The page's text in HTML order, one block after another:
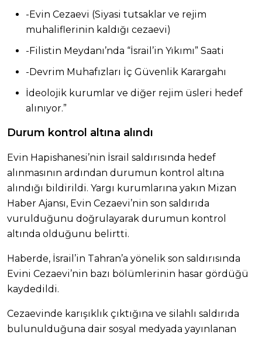
-Evin Cezaevi (Siyasi tutsaklar ve rejim
muhaliflerinin kaldığı cezaevi)
-Filistin Meydanı’nda “İsrail’in Yıkımı” Saati
-Devrim Muhafızları İç Güvenlik Karargahı
İdeolojik kurumlar ve diğer rejim üsleri hedef
alınıyor.”
Durum kontrol altına alındı
Evin Hapishanesi’nin İsrail saldırısında hedef
alınmasının ardından durumun kontrol altına
alındığı bildirildi. Yargı kurumlarına yakın Mizan
Haber Ajansı, Evin Cezaevi’nin son saldırıda
vurulduğunu doğrulayarak durumun kontrol
altında olduğunu belirtti.
Haberde, İsrail’in Tahran’a yönelik son saldırısında
Evini Cezaevi’nin bazı bölümlerinin hasar gördüğü
kaydedildi.
Cezaevinde karışıklık çıktığına ve silahlı saldırıda
bulunulduğuna dair sosyal medyada yayınlanan